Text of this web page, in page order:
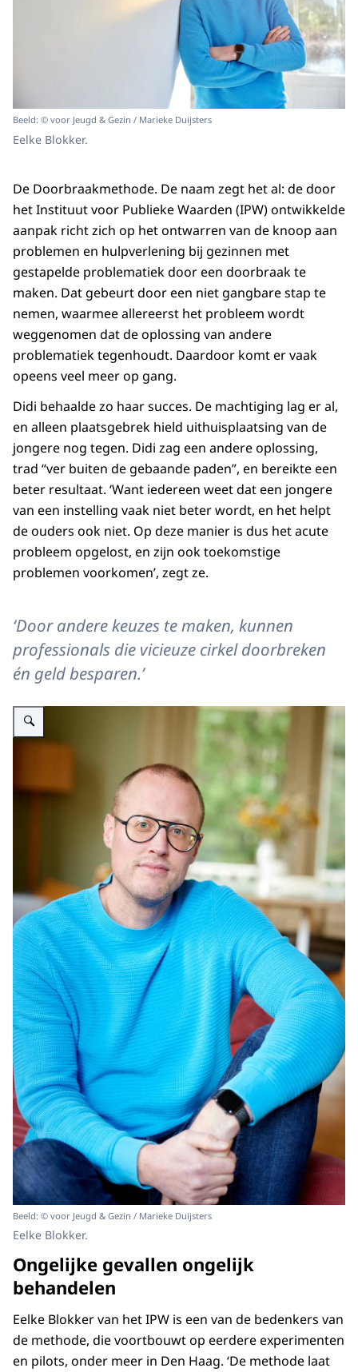
Beeld: © voor Jeugd & Gezin / Marieke Duijsters
Eelke Blokker.
De Doorbraakmethode. De naam zegt het al: de door
het Instituut voor Publieke Waarden (IPW) ontwikkelde
aanpak richt zich op het ontwarren van de knoop aan
problemen en hulpverlening bij gezinnen met
gestapelde problematiek door een doorbraak te
maken. Dat gebeurt door een niet gangbare stap te
nemen, waarmee allereerst het probleem wordt
weggenomen dat de oplossing van andere
problematiek tegenhoudt. Daardoor komt er vaak
opeens veel meer op gang.
Didi behaalde zo haar succes. De machtiging lag er al,
en alleen plaatsgebrek hield uithuisplaatsing van de
jongere nog tegen. Didi zag een andere oplossing,
trad “ver buiten de gebaande paden”, en bereikte een
beter resultaat. ‘Want iedereen weet dat een jongere
van een instelling vaak niet beter wordt, en het helpt
de ouders ook niet. Op deze manier is dus het acute
probleem opgelost, en zijn ook toekomstige
problemen voorkomen’, zegt ze.
‘Door andere keuzes te maken, kunnen
professionals die vicieuze cirkel doorbreken
én geld besparen.’
Vergroot afbeelding Eelke Blokker van het IPW.
Beeld: © voor Jeugd & Gezin / Marieke Duijsters
Eelke Blokker.
Ongelijke gevallen ongelijk
behandelen
Eelke Blokker van het IPW is een van de bedenkers van
de methode, die voortbouwt op eerdere experimenten
en pilots, onder meer in Den Haag. ‘De methode laat